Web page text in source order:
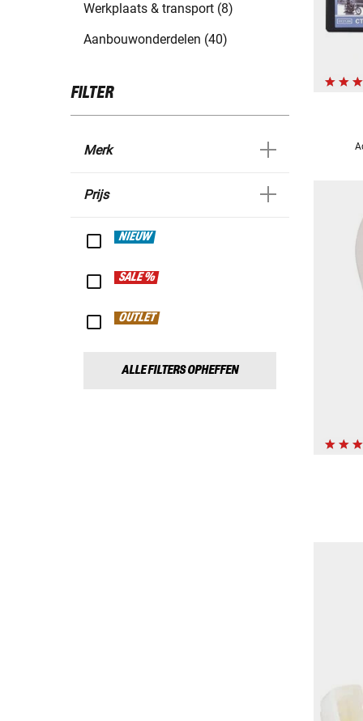
Werkplaats & transport (8)
Aanbouwonderdelen (40)
FILTER
Merk
Prijs
NIEUW
SALE %
OUTLET
ALLE FILTERS OPHEFFEN